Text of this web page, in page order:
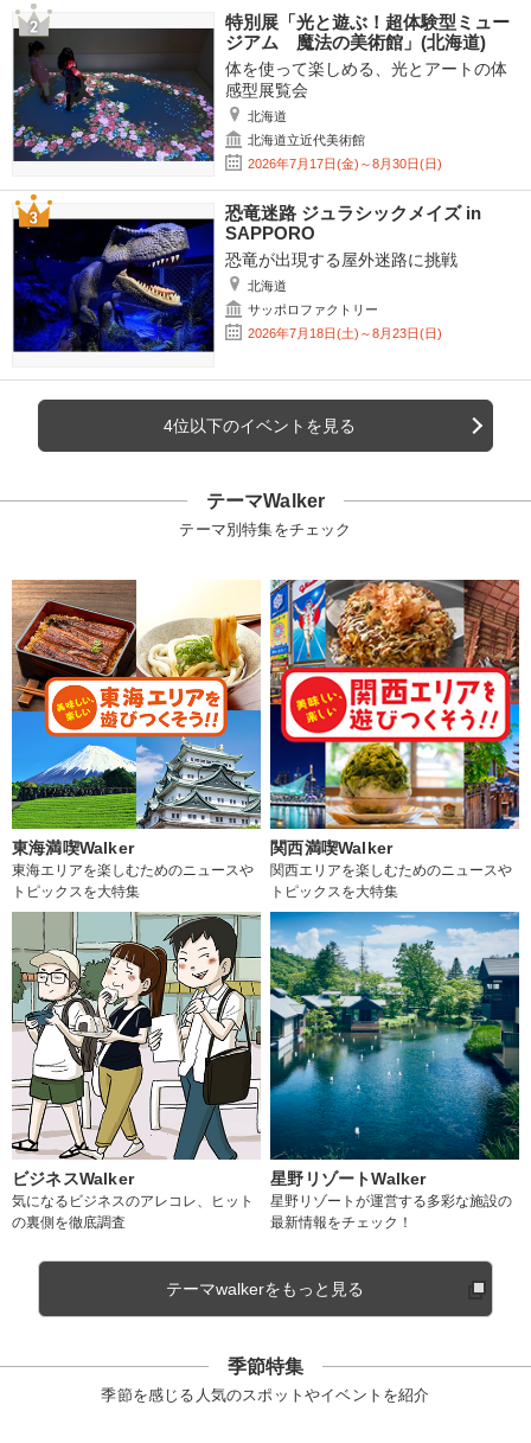
特別展「光と遊ぶ！超体験型ミュー
ジアム 魔法の美術館」(北海道)
体を使って楽しめる、光とアートの体
感型展覧会
北海道
北海道立近代美術館
2026年7月17日(金)～8月30日(日)
恐竜迷路 ジュラシックメイズ in
SAPPORO
恐竜が出現する屋外迷路に挑戦
北海道
サッポロファクトリー
2026年7月18日(土)～8月23日(日)
4位以下のイベントを見る
テーマWalker
テーマ別特集をチェック
東海満喫Walker
東海エリアを楽しむためのニュースや
トピックスを大特集
関西満喫Walker
関西エリアを楽しむためのニュースや
トピックスを大特集
ビジネスWalker
気になるビジネスのアレコレ、ヒット
の裏側を徹底調査
星野リゾートWalker
星野リゾートが運営する多彩な施設の
最新情報をチェック！
テーマwalkerをもっと見る
季節特集
季節を感じる人気のスポットやイベントを紹介